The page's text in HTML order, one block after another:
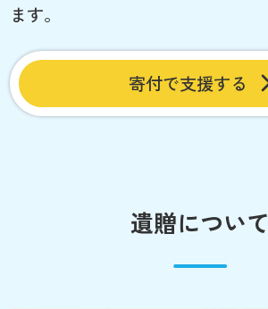
ます。
寄付で支援する
遺贈について